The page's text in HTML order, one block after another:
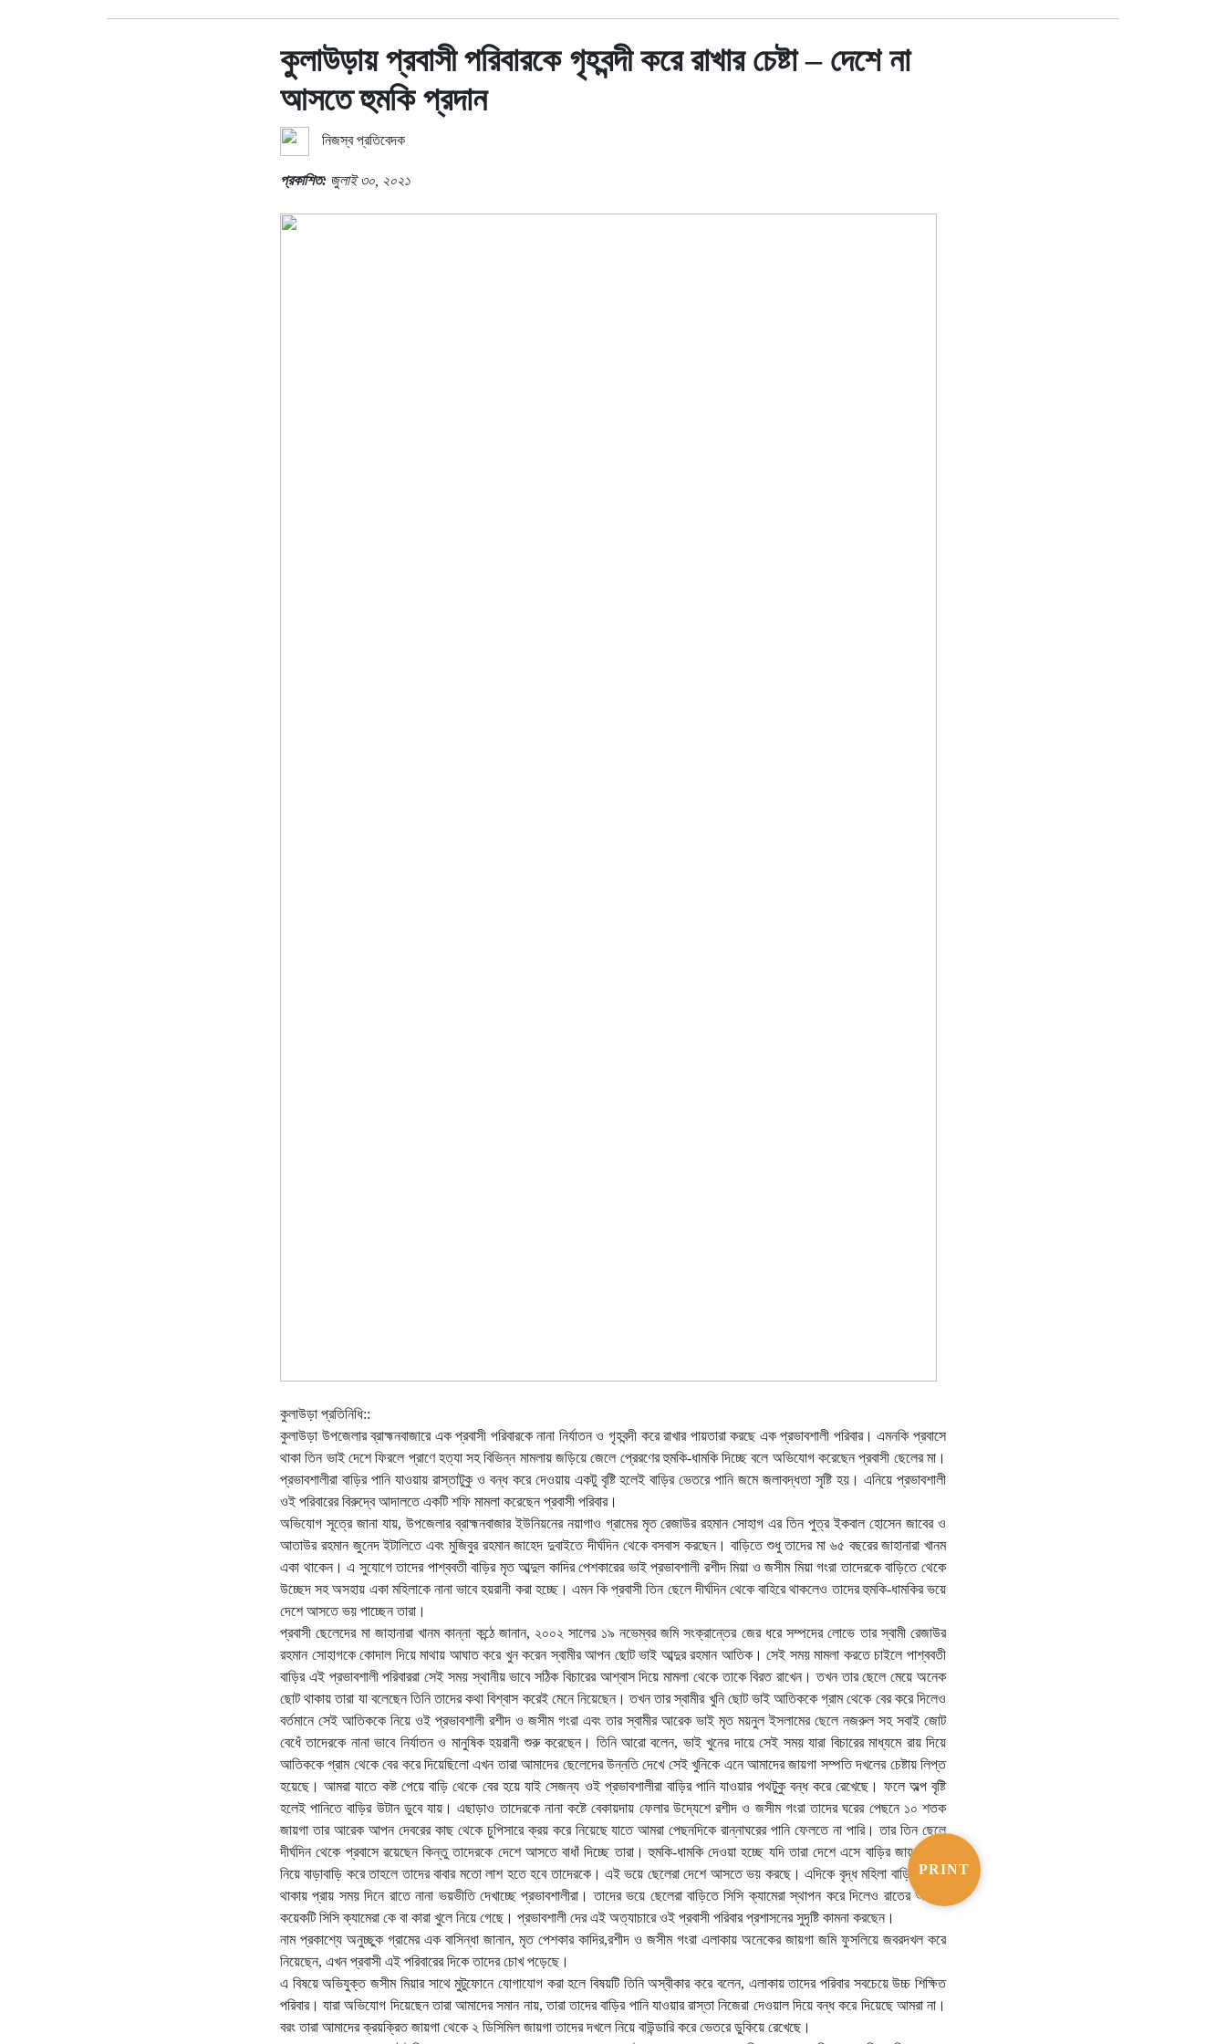
কুলাউড়ায় প্রবাসী পরিবারকে গৃহবন্দী করে রাখার চেষ্টা – দেশে না
আসতে হুমকি প্রদান
নিজস্ব প্রতিবেদক
প্রকাশিত: জুলাই ৩০, ২০২১
কুলাউড়া প্রতিনিধি::
কুলাউড়া উপজেলার ব্রাহ্মনবাজারে এক প্রবাসী পরিবারকে নানা নির্যাতন ও গৃহবন্দী করে রাখার পায়তারা করছে এক প্রভাবশালী পরিবার। এমনকি প্রবাসে
থাকা তিন ভাই দেশে ফিরলে প্রাণে হত্যা সহ বিভিন্ন মামলায় জড়িয়ে জেলে প্রেরণের হুমকি-ধামকি দিচ্ছে বলে অভিযোগ করেছেন প্রবাসী ছেলের মা।
প্রভাবশালীরা বাড়ির পানি যাওয়ায় রাস্তাটুকু ও বন্ধ করে দেওয়ায় একটু বৃষ্টি হলেই বাড়ির ভেতরে পানি জমে জলাবদ্ধতা সৃষ্টি হয়। এনিয়ে প্রভাবশালী
ওই পরিবারের বিরুদ্বে আদালতে একটি শফি মামলা করেছেন প্রবাসী পরিবার।
অভিযোগ সূত্রে জানা যায়, উপজেলার ব্রাহ্মনবাজার ইউনিয়নের নয়াগাও গ্রামের মৃত রেজাউর রহমান সোহাগ এর তিন পুত্র ইকবাল হোসেন জাবের ও
আতাউর রহমান জুনেদ ইটালিতে এবং মুজিবুর রহমান জাহেদ দুবাইতে দীর্ঘদিন থেকে বসবাস করছেন। বাড়িতে শুধু তাদের মা ৬৫ বছরের জাহানারা খানম
একা থাকেন। এ সুযোগে তাদের পাশ্ববতী বাড়ির মৃত আব্দুল কাদির পেশকারের ভাই প্রভাবশালী রশীদ মিয়া ও জসীম মিয়া গংরা তাদেরকে বাড়িতে থেকে
উচ্ছেদ সহ অসহায় একা মহিলাকে নানা ভাবে হয়রানী করা হচ্ছে। এমন কি প্রবাসী তিন ছেলে দীর্ঘদিন থেকে বাহিরে থাকলেও তাদের হুমকি-ধামকির ভয়ে
দেশে আসতে ভয় পাচ্ছেন তারা।
প্রবাসী ছেলেদের মা জাহানারা খানম কান্না কন্ঠে জানান, ২০০২ সালের ১৯ নভেম্বর জমি সংক্রান্তের জের ধরে সম্পদের লোভে তার স্বামী রেজাউর
রহমান সোহাগকে কোদাল দিয়ে মাথায় আঘাত করে খুন করেন স্বামীর আপন ছোট ভাই আব্দুর রহমান আতিক। সেই সময় মামলা করতে চাইলে পাশ্ববতী
বাড়ির এই প্রভাবশালী পরিবাররা সেই সময় স্থানীয় ভাবে সঠিক বিচারের আশ্বাস দিয়ে মামলা থেকে তাকে বিরত রাখেন। তখন তার ছেলে মেয়ে অনেক
ছোট থাকায় তারা যা বলেছেন তিনি তাদের কথা বিশ্বাস করেই মেনে নিয়েছেন। তখন তার স্বামীর খুনি ছোট ভাই আতিককে গ্রাম থেকে বের করে দিলেও
বর্তমানে সেই আতিককে নিয়ে ওই প্রভাবশালী রশীদ ও জসীম গংরা এবং তার স্বামীর আরেক ভাই মৃত ময়নুল ইসলামের ছেলে নজরুল সহ সবাই জোট
বেধেঁ তাদেরকে নানা ভাবে নির্যাতন ও মানুষিক হয়রানী শুরু করেছেন। তিনি আরো বলেন, ভাই খুনের দায়ে সেই সময় যারা বিচারের মাধ্যমে রায় দিয়ে
আতিককে গ্রাম থেকে বের করে দিয়েছিলো এখন তারা আমাদের ছেলেদের উন্নতি দেখে সেই খুনিকে এনে আমাদের জায়গা সম্পতি দখলের চেষ্টায় লিপ্ত
হয়েছে। আমরা যাতে কষ্ট পেয়ে বাড়ি থেকে বের হয়ে যাই সেজন্য ওই প্রভাবশালীরা বাড়ির পানি যাওয়ার পথটুকু বন্ধ করে রেখেছে। ফলে অল্প বৃষ্টি
হলেই পানিতে বাড়ির উটান ডুবে যায়। এছাড়াও তাদেরকে নানা কষ্টে বেকায়দায় ফেলার উদ্যেশে রশীদ ও জসীম গংরা তাদের ঘরের পেছনে ১০ শতক
জায়গা তার আরেক আপন দেবরের কাছ থেকে চুপিসারে ক্রয় করে নিয়েছে যাতে আমরা পেছনদিকে রান্নাঘরের পানি ফেলতে না পারি। তার তিন ছেলে
দীর্ঘদিন থেকে প্রবাসে রয়েছেন কিন্তু তাদেরকে দেশে আসতে বাধাঁ দিচ্ছে তারা। হুমকি-ধামকি দেওয়া হচ্ছে যদি তারা দেশে এসে বাড়ির জায়গা জমি
নিয়ে বাড়াবাড়ি করে তাহলে তাদের বাবার মতো লাশ হতে হবে তাদেরকে। এই ভয়ে ছেলেরা দেশে আসতে ভয় করছে। এদিকে বৃদ্ধ মহিলা বাড়িতে একা
থাকায় প্রায় সময় দিনে রাতে নানা ভয়ভীতি দেখাচ্ছে প্রভাবশালীরা। তাদের ভয়ে ছেলেরা বাড়িতে সিসি ক্যামেরা স্থাপন করে দিলেও রাতের আধারে
কয়েকটি সিসি ক্যামেরা কে বা কারা খুলে নিয়ে গেছে। প্রভাবশালী দের এই অত্যাচারে ওই প্রবাসী পরিবার প্রশাসনের সুদৃষ্টি কামনা করছেন।
নাম প্রকাশ্যে অনুচ্ছুক গ্রামের এক বাসিন্ধা জানান, মৃত পেশকার কাদির,রশীদ ও জসীম গংরা এলাকায় অনেকের জায়গা জমি ফুসলিয়ে জবরদখল করে
নিয়েছেন, এখন প্রবাসী এই পরিবারের দিকে তাদের চোখ পড়েছে।
এ বিষয়ে অভিযুক্ত জসীম মিয়ার সাথে মুটুফোনে যোগাযোগ করা হলে বিষয়টি তিনি অস্বীকার করে বলেন, এলাকায় তাদের পরিবার সবচেয়ে উচ্চ শিক্ষিত
পরিবার। যারা অভিযোগ দিয়েছেন তারা আমাদের সমান নায়, তারা তাদের বাড়ির পানি যাওয়ার রাস্তা নিজেরা দেওয়াল দিয়ে বন্ধ করে দিয়েছে আমরা না।
বরং তারা আমাদের ক্রয়ক্রিত জায়গা থেকে ২ ডিসিমিল জায়গা তাদের দখলে নিয়ে বাউন্ডারি করে ভেতরে ডুকিয়ে রেখেছে।
PRINT